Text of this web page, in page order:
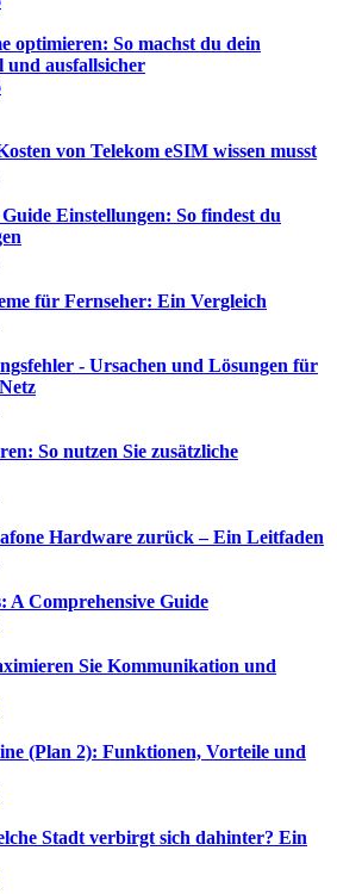
optimieren: So machst du dein
und ausfallsicher
von Telekom eSIM wissen musst
Einstellungen: So findest du
für Fernseher: Ein Vergleich
- Ursachen und Lösungen für
So nutzen Sie zusätzliche
Hardware zurück – Ein Leitfaden
A Comprehensive Guide
Sie Kommunikation und
(Plan 2): Funktionen, Vorteile und
Stadt verbirgt sich dahinter? Ein